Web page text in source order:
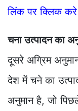
लिंक पर क्लिक करे
चना उत्पादन का
दूसरे अग्रिम
देश में चने का
अनुमान है, जो